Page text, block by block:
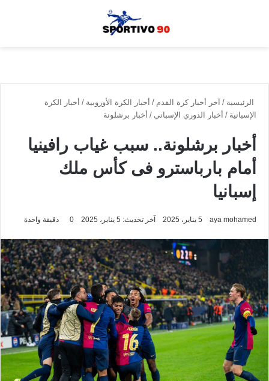
الرئيسية / آخر أخبار كرة القدم / أخبار الكرة الأوروبية / أخبار الكرة
الإسبانية / أخبار الدوري الإسباني / أخبار برشلونة
أخبار برشلونة.. سبب غياب رافينيا
أمام بارباسترو فى كأس ملك
إسبانيا
aya mohamed 5 يناير، 2025 آخر تحديث: 5 يناير، 2025 0 دقيقة واحدة